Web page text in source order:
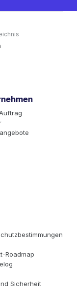
Roadmap
Sicherheit